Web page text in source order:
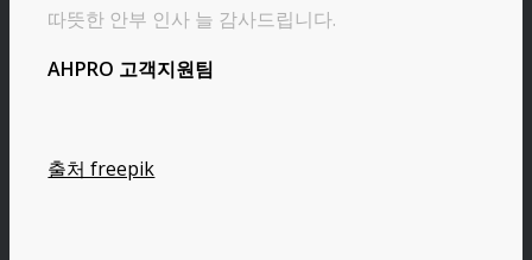
따뜻한 안부 인사 늘 감사드립니다.
AHPRO 고객지원팀
출처 freepik